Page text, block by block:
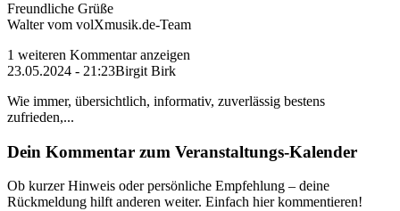
Freundliche Grüße
Walter vom volXmusik.de-Team
1 weiteren Kommentar anzeigen
23.05.2024 - 21:23Birgit Birk
Wie immer, übersichtlich, informativ, zuverlässig bestens
zufrieden,...
Dein Kommentar zum Veranstaltungs-Kalender
Ob kurzer Hinweis oder persönliche Empfehlung – deine
Rückmeldung hilft anderen weiter. Einfach hier kommentieren!